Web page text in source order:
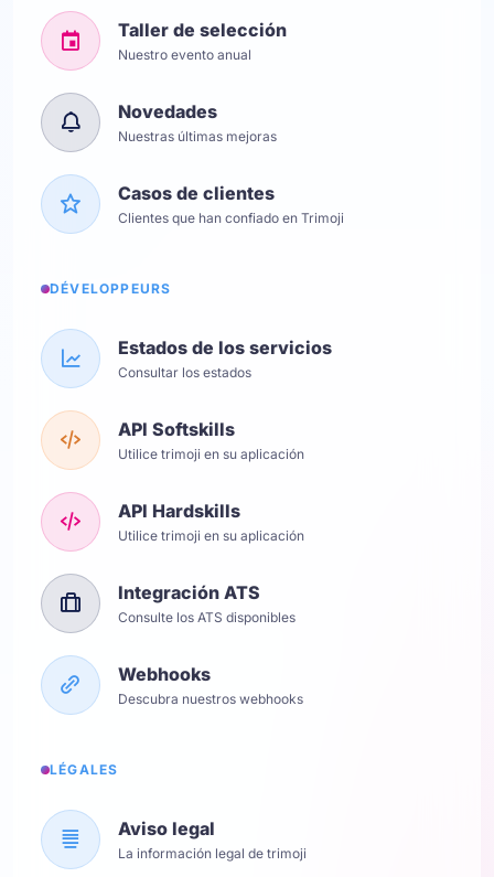
Taller de selección
Nuestro evento anual
Novedades
Nuestras últimas mejoras
Casos de clientes
Clientes que han confiado en Trimoji
DÉVELOPPEURS
Estados de los servicios
Consultar los estados
API Softskills
Utilice trimoji en su aplicación
API Hardskills
Utilice trimoji en su aplicación
Integración ATS
Consulte los ATS disponibles
Webhooks
Descubra nuestros webhooks
LÉGALES
Aviso legal
La información legal de trimoji